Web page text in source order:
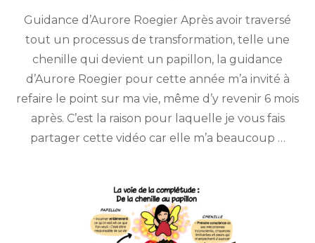
2024
Guidance d’Aurore Roegier Après avoir traversé
tout un processus de transformation, telle une
chenille qui devient un papillon, la guidance
d’Aurore Roegier pour cette année m’a invité à
refaire le point sur ma vie, même d’y revenir 6 mois
après. C’est la raison pour laquelle je vous fais
partager cette vidéo car elle m’a beaucoup …